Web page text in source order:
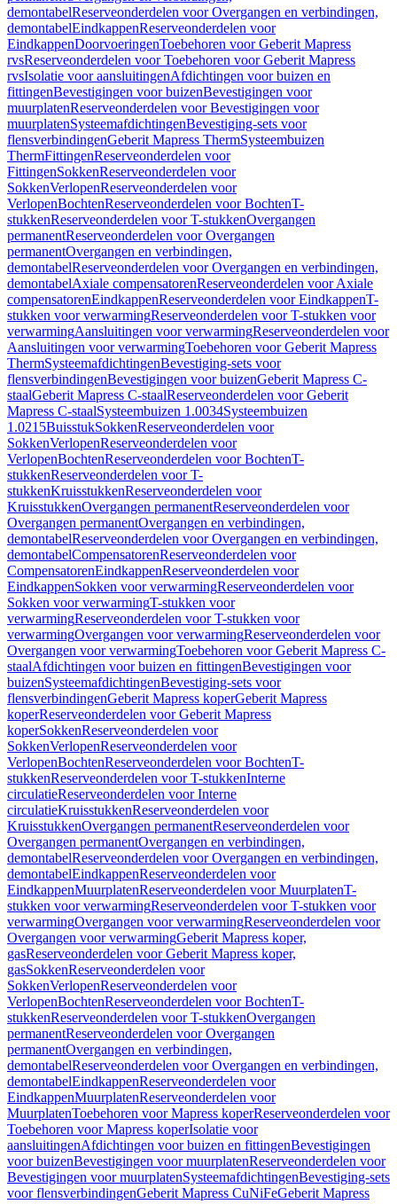
demontabelReserveonderdelen voor Overgangen en verbindingen,
demontabelEindkappenReserveonderdelen voor
EindkappenDoorvoeringenToebehoren voor Geberit Mapress
rvsReserveonderdelen voor Toebehoren voor Geberit Mapress
rvsIsolatie voor aansluitingenAfdichtingen voor buizen en
fittingenBevestigingen voor buizenBevestigingen voor
muurplatenReserveonderdelen voor Bevestigingen voor
muurplatenSysteemafdichtingenBevestiging-sets voor
flensverbindingenGeberit Mapress ThermSysteembuizen
ThermFittingenReserveonderdelen voor
FittingenSokkenReserveonderdelen voor
SokkenVerlopenReserveonderdelen voor
VerlopenBochtenReserveonderdelen voor BochtenT-
stukkenReserveonderdelen voor T-stukkenOvergangen
permanentReserveonderdelen voor Overgangen
permanentOvergangen en verbindingen,
demontabelReserveonderdelen voor Overgangen en verbindingen,
demontabelAxiale compensatorenReserveonderdelen voor Axiale
compensatorenEindkappenReserveonderdelen voor EindkappenT-
stukken voor verwarmingReserveonderdelen voor T-stukken voor
verwarmingAansluitingen voor verwarmingReserveonderdelen voor
Aansluitingen voor verwarmingToebehoren voor Geberit Mapress
ThermSysteemafdichtingenBevestiging-sets voor
flensverbindingenBevestigingen voor buizenGeberit Mapress C-
staalGeberit Mapress C-staalReserveonderdelen voor Geberit
Mapress C-staalSysteembuizen 1.0034Systeembuizen
1.0215BuisstukSokkenReserveonderdelen voor
SokkenVerlopenReserveonderdelen voor
VerlopenBochtenReserveonderdelen voor BochtenT-
stukkenReserveonderdelen voor T-
stukkenKruisstukkenReserveonderdelen voor
KruisstukkenOvergangen permanentReserveonderdelen voor
Overgangen permanentOvergangen en verbindingen,
demontabelReserveonderdelen voor Overgangen en verbindingen,
demontabelCompensatorenReserveonderdelen voor
CompensatorenEindkappenReserveonderdelen voor
EindkappenSokken voor verwarmingReserveonderdelen voor
Sokken voor verwarmingT-stukken voor
verwarmingReserveonderdelen voor T-stukken voor
verwarmingOvergangen voor verwarmingReserveonderdelen voor
Overgangen voor verwarmingToebehoren voor Geberit Mapress C-
staalAfdichtingen voor buizen en fittingenBevestigingen voor
buizenSysteemafdichtingenBevestiging-sets voor
flensverbindingenGeberit Mapress koperGeberit Mapress
koperReserveonderdelen voor Geberit Mapress
koperSokkenReserveonderdelen voor
SokkenVerlopenReserveonderdelen voor
VerlopenBochtenReserveonderdelen voor BochtenT-
stukkenReserveonderdelen voor T-stukkenInterne
circulatieReserveonderdelen voor Interne
circulatieKruisstukkenReserveonderdelen voor
KruisstukkenOvergangen permanentReserveonderdelen voor
Overgangen permanentOvergangen en verbindingen,
demontabelReserveonderdelen voor Overgangen en verbindingen,
demontabelEindkappenReserveonderdelen voor
EindkappenMuurplatenReserveonderdelen voor MuurplatenT-
stukken voor verwarmingReserveonderdelen voor T-stukken voor
verwarmingOvergangen voor verwarmingReserveonderdelen voor
Overgangen voor verwarmingGeberit Mapress koper,
gasReserveonderdelen voor Geberit Mapress koper,
gasSokkenReserveonderdelen voor
SokkenVerlopenReserveonderdelen voor
VerlopenBochtenReserveonderdelen voor BochtenT-
stukkenReserveonderdelen voor T-stukkenOvergangen
permanentReserveonderdelen voor Overgangen
permanentOvergangen en verbindingen,
demontabelReserveonderdelen voor Overgangen en verbindingen,
demontabelEindkappenReserveonderdelen voor
EindkappenMuurplatenReserveonderdelen voor
MuurplatenToebehoren voor Mapress koperReserveonderdelen voor
Toebehoren voor Mapress koperIsolatie voor
aansluitingenAfdichtingen voor buizen en fittingenBevestigingen
voor buizenBevestigingen voor muurplatenReserveonderdelen voor
Bevestigingen voor muurplatenSysteemafdichtingenBevestiging-sets
voor flensverbindingenGeberit Mapress CuNiFeGeberit Mapress